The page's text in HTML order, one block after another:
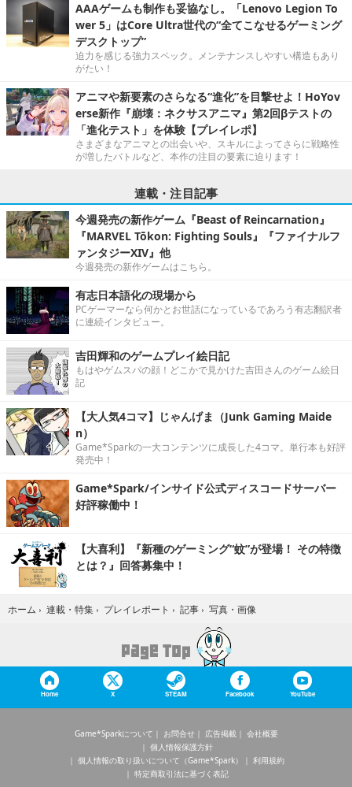
AAAゲームも制作も妥協なし。「Lenovo Legion To
wer 5」はCore Ultra世代の“全てこなせるゲーミング
デスクトップ”
迫力を感じる強力スペック。メンテナンスしやすい構造もあり
がたい！
アニマや新要素のさらなる“進化”を目撃せよ！HoYov
erse新作『崩壊：ネクサスアニマ』第2回βテストの
「進化テスト」を体験【プレイレポ】
さまざまなアニマとの出会いや、スキルによってさらに戦略性
が増したバトルなど、本作の注目の要素に迫ります！
連載・注目記事
今週発売の新作ゲーム『Beast of Reincarnation』
『MARVEL Tōkon: Fighting Souls』『ファイナルフ
ァンタジーXIV』他
今週発売の新作ゲームはこちら。
有志日本語化の現場から
PCゲーマーなら何かとお世話になっているであろう有志翻訳者
に連続インタビュー。
吉田輝和のゲームプレイ絵日記
もはやゲムスパの顔！どこかで見かけた吉田さんのゲーム絵日
記
【大人気4コマ】じゃんげま（Junk Gaming Maide
n）
Game*Sparkの一大コンテンツに成長した4コマ。単行本も好評
発売中！
Game*Spark/インサイド公式ディスコードサーバー
好評稼働中！
【大喜利】『新種のゲーミング“蚊”が登場！ その特徴
とは？』回答募集中！
ホーム › 連載・特集 › プレイレポート › 記事 › 写真・画像
Home X STEAM Facebook YouTube
Game*Sparkについて お問合せ 広告掲載
会社概要
個人情報保護方針
個人情報の取り扱いについて（Game*Spark）
利用規約
特定商取引法に基づく表記